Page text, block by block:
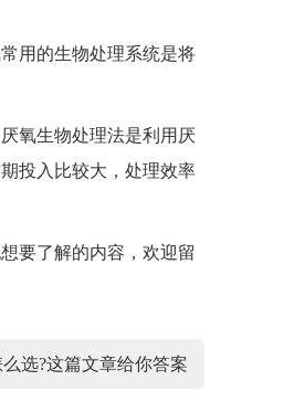
用的生物处理系统是将
氧生物处理法是利用厌
投入比较大，处理效率
要了解的内容，欢迎留
选?这篇文章给你答案